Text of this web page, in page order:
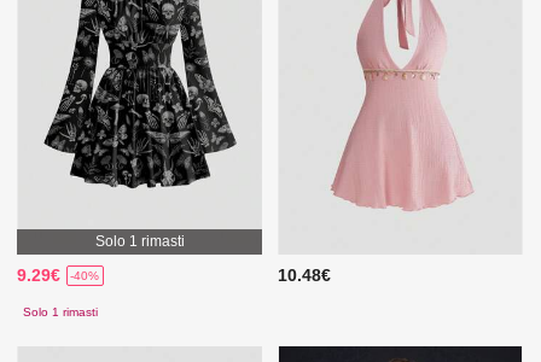
Solo 1 rimasti
9.29€ -40%
Solo 1 rimasti
10.48€